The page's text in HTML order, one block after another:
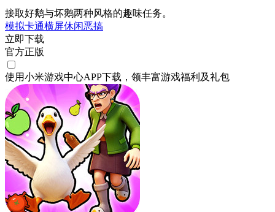
接取好鹅与坏鹅两种风格的趣味任务。
模拟卡通横屏休闲恶搞
立即下载
官方正版
使用小米游戏中心APP下载 ，领丰富游戏福利 及礼包